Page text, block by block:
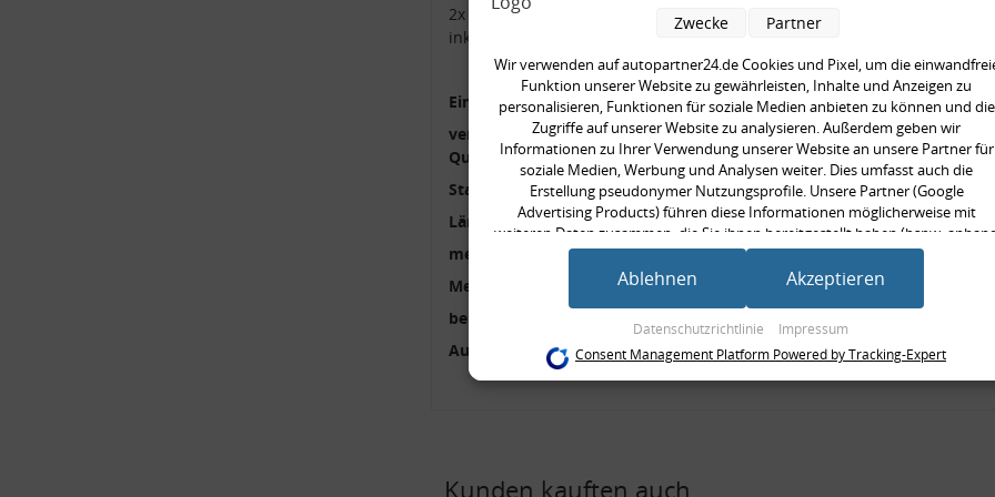
2x Koppelstange, verstärkt
inkl. Montagezubehör
Einbauseite:
Hinterachse links,
verstärkte Ausführung:
Qualität:
HPS standard
Stange/Strebe:
Koppelstange
Länge [mm]:
150 mm
mehrteilig:
zweiteilig
Mengeneinheit:
Satz
benötigte Stückzahl:
Außengewinde [mm]:
M10x1,25 mm
Kunden kauften auch
Wir verwenden auf autopartner24.de Cookies und Pixel, um die
Funktion unserer Website zu gewährleisten, Inhalte und Anzeigen zu
personalisieren, Funktionen für soziale Medien anbieten zu können und die
Zugriffe auf unserer Website zu analysieren. Außerdem geben wir
Informationen zu Ihrer Verwendung unserer Website an unsere Partner für
soziale Medien, Werbung und Analysen weiter. Dies umfasst auch die
Erstellung pseudonymer Nutzungsprofile. Unsere Partner (Google
Advertising Products) führen diese Informationen möglicherweise mit
weiteren Daten zusammen, die Sie ihnen bereitgestellt haben (bspw.
eines persönlichen Accounts) oder welche sie im Rahmen Ihrer Nutzung der
Dienste gesammelt haben (bspw. Nutzungsdaten anderer Geräte). Ihre
Einwilligung zur Nutzung von Cookies und Pixeln können Sie jederzeit
dort die entsprechenden Anpassungen vornehmen.
Zwecke der Datenverarbeitung durch unsere Partner:
Erstellung von Profilen zur Personalisierung von Inhalten
Datenschutzrichtlinie Impressum
Zwecke Partner
Ablehnen Akzeptieren
Consent Management Platform Powered by Tracking-Expert